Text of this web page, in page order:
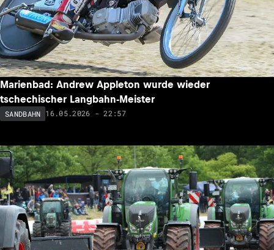
Marienbad: Andrew Appleton wurde wieder
tschechischer Langbahn-Meister
SANDBAHN 16.05.2026 - 22:57